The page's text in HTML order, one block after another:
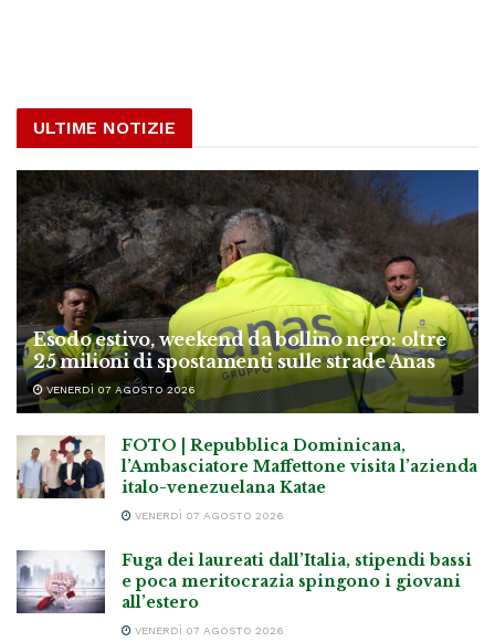
ULTIME NOTIZIE
Esodo estivo, weekend da bollino nero: oltre
25 milioni di spostamenti sulle strade Anas
VENERDÌ 07 AGOSTO 2026
FOTO | Repubblica Dominicana,
l’Ambasciatore Maffettone visita l’azienda
italo-venezuelana Katae
VENERDÌ 07 AGOSTO 2026
Fuga dei laureati dall’Italia, stipendi bassi
e poca meritocrazia spingono i giovani
all’estero
VENERDÌ 07 AGOSTO 2026